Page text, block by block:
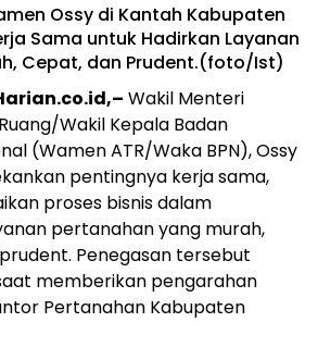
Ossy di Kantah Kabupaten
Sama untuk Hadirkan Layanan
Cepat, dan Prudent.(foto/Ist)
Wakil Menteri
Wakil Kepala Badan
(Wamen ATR/Waka BPN), Ossy
pentingnya kerja sama,
proses bisnis dalam
pertanahan yang murah,
Penegasan tersebut
memberikan pengarahan
Pertanahan Kabupaten